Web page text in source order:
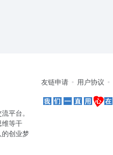
平台。
维等干
创业梦
友链申请 用户协议